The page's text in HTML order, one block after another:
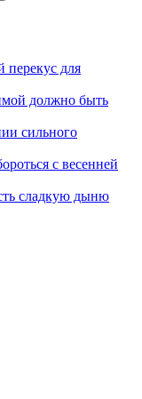
перекус для
должно быть
сильного
с весенней
сладкую дыню